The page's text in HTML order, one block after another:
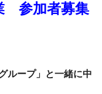
参加者募集
ループ」と一緒に中